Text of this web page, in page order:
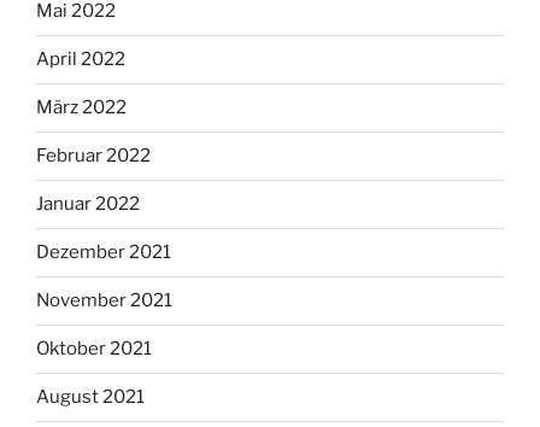
Mai 2022
April 2022
März 2022
Februar 2022
Januar 2022
Dezember 2021
November 2021
Oktober 2021
August 2021